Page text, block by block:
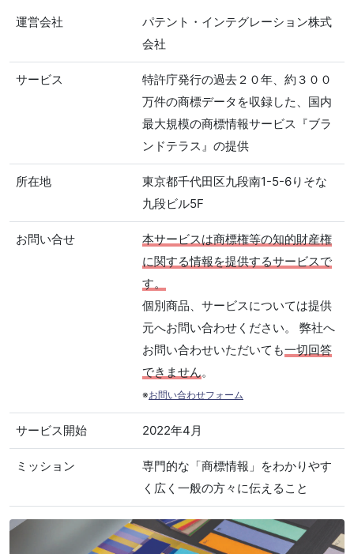
運営会社
パテント・インテグレーション株式
会社
サービス
特許庁発行の過去２０年、約３００
万件の商標データを収録した、国内
最大規模の商標情報サービス『ブラ
ンドテラス』の提供
所在地
東京都千代田区九段南1-5-6りそな
九段ビル5F
お問い合せ
本サービスは商標権等の知的財産権
に関する情報を提供するサービスで
す。
個別商品、サービスについては提供
元へお問い合わせください。 弊社へ
お問い合わせいただいても一切回答
できません。
※お問い合わせフォーム
サービス開始 2022年4月
ミッション
専門的な「商標情報」をわかりやす
く広く一般の方々に伝えること